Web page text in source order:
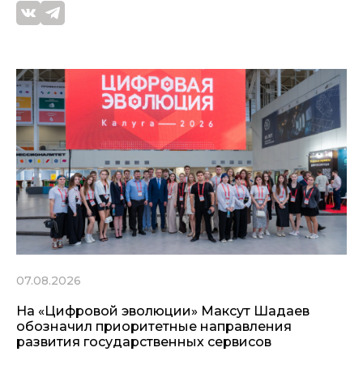
07.08.2026
На «Цифровой эволюции» Максут Шадаев
обозначил приоритетные направления
развития государственных сервисов